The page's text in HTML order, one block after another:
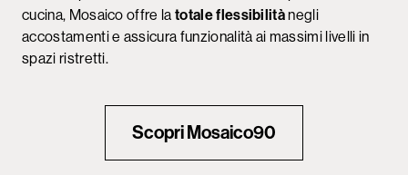
cucina, Mosaico offre latotale flessibilitànegli
accostamenti e assicura funzionalità ai massimi livelli in
spazi ristretti.
Scopri Mosaico90